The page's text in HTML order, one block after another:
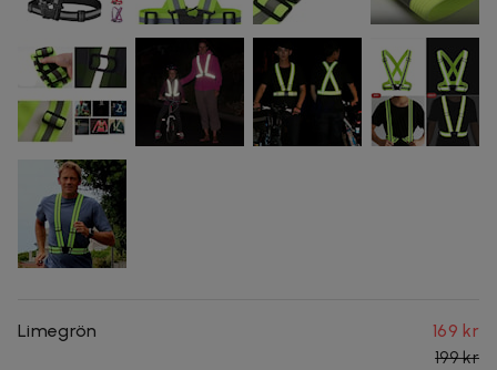
Limegrön
169 kr
199 kr